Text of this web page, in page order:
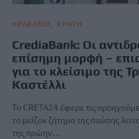
ΗΡΑΚΛΕΙΟ ΚΡΗΤΗ
CrediaBank: Οι
επίσημη μορφή –
για το κλείσιμο της
Καστέλλι
Το CRETA24 έφερε τις
το μείζον ζήτημα της παύσης
της πρώην…